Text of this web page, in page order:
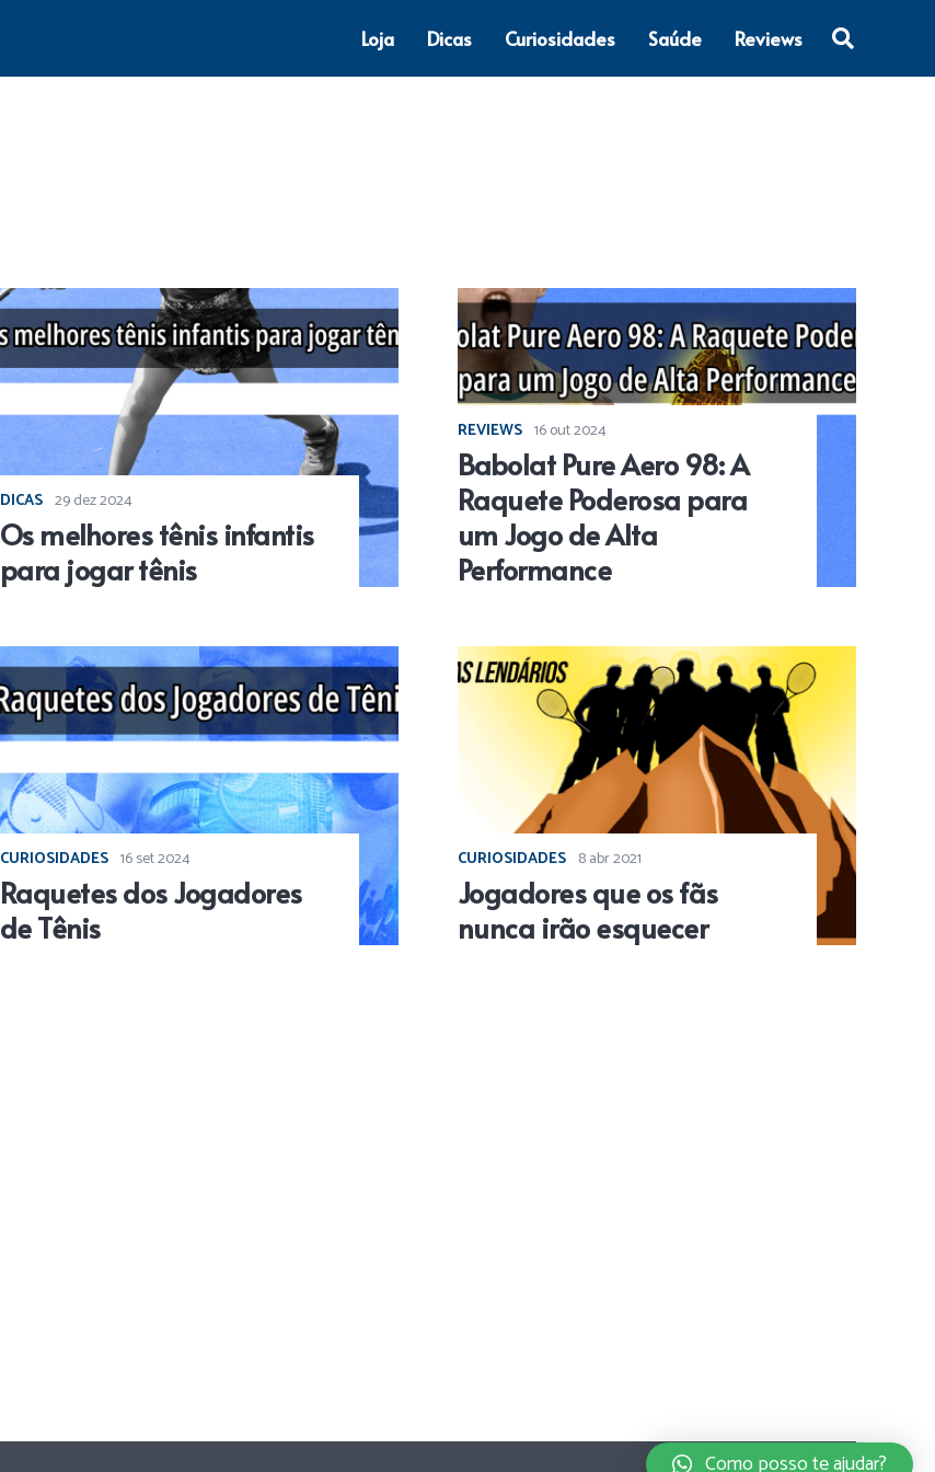
Loja Dicas Curiosidades Saúde Reviews
DICAS 29 dez 2024
Os melhores tênis infantis
para jogar tênis
REVIEWS 16 out 2024
Babolat Pure Aero 98: A
Raquete Poderosa para
um Jogo de Alta
Performance
CURIOSIDADES 16 set 2024
Raquetes dos Jogadores
de Tênis
CURIOSIDADES 8 abr 2021
Jogadores que os fãs
nunca irão esquecer
Como posso te ajudar?